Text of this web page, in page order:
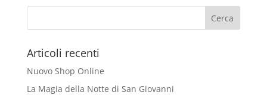
Articoli recenti
Nuovo Shop Online
La Magia della Notte di San Giovanni